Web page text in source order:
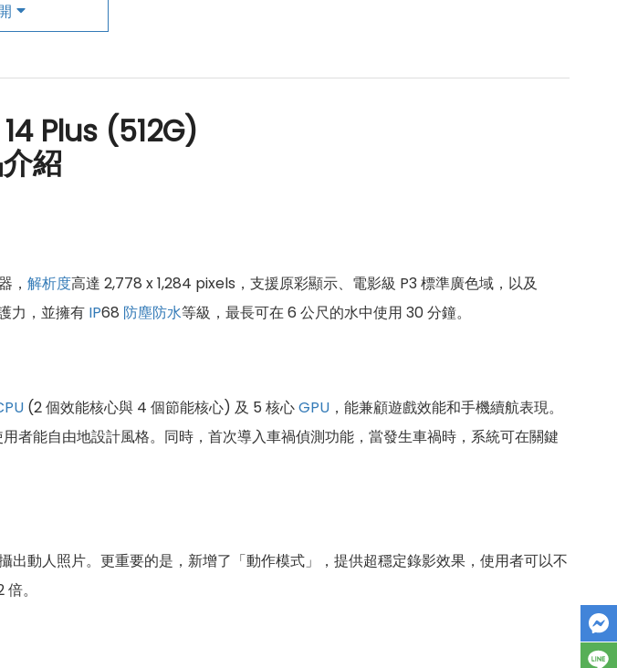
Plus (512G)
紹
， 解析度高達 2,778 x 1,284 pixels，支援原彩顯示、電影級 P3 標準廣色域，以及
力，並擁有 IP68 防塵防水等級，最長可在 6 公尺的水中使用 30 分鐘。
(2 個效能核心與 4 個節能核心) 及 5 核心GPU ，能兼顧遊戲效能和手機續航表現。
者能自由地設計風格。同時，首次導入車禍偵測功能，當發生車禍時，系統可在關鍵
動人照片。更重要的是，新增了「動作模式」，提供超穩定錄影效果，使用者可以不
。